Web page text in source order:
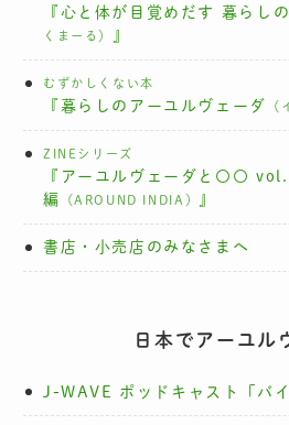
『心と体が目覚めだす 暮らし
くまーる）
』
むずかしくない本
『暮らしのアーユルヴェーダ （
ZINEシリーズ
『アーユルヴェーダと〇〇
編
（AROUND INDIA） 』
書店・小売店のみなさまへ
日本でアーユル
J-WAVE ポッドキャスト「バ